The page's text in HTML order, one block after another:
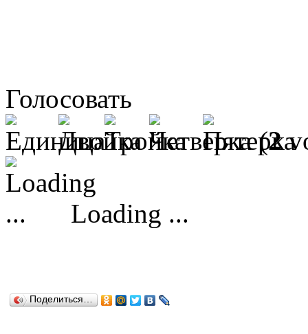
Голосовать
(2
Loading ...
Поделиться…